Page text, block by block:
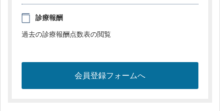
診療報酬
過去の診療報酬点数表の閲覧
会員登録フォームへ